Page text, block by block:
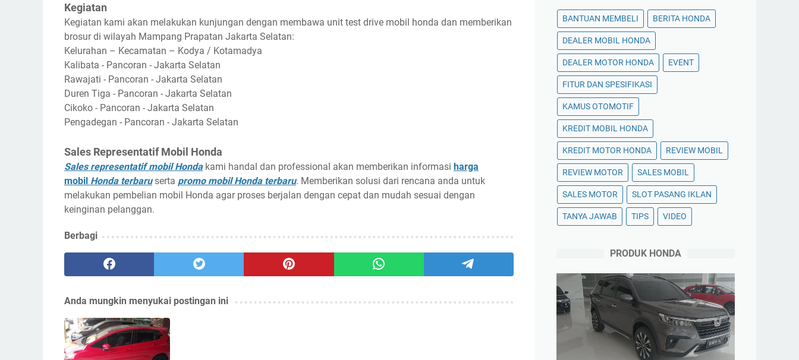
Kegiatan
Kegiatan kami akan melakukan kunjungan dengan membawa unit test drive mobil honda dan memberikan
brosur di wilayah Mampang Prapatan Jakarta Selatan:
Kelurahan – Kecamatan – Kodya / Kotamadya
Kalibata - Pancoran - Jakarta Selatan
Rawajati - Pancoran - Jakarta Selatan
Duren Tiga - Pancoran - Jakarta Selatan
Cikoko - Pancoran - Jakarta Selatan
Pengadegan - Pancoran - Jakarta Selatan
Sales Representatif Mobil Honda
Sales representatif mobil Hondakami handal dan professional akan memberikan informasi harga
mobil Honda terbaruserta promo mobil Honda terbaru. Memberikan solusi dari rencana anda untuk
melakukan pembelian mobil Honda agar proses berjalan dengan cepat dan mudah sesuai dengan
keinginan pelanggan.
Berbagi
Anda mungkin menyukai postingan ini
BANTUAN MEMBELI BERITA HONDA
DEALER MOBIL HONDA
DEALER MOTOR HONDA EVENT
FITUR DAN SPESIFIKASI
KAMUS OTOMOTIF
KREDIT MOBIL HONDA
KREDIT MOTOR HONDA REVIEW MOBIL
REVIEW MOTOR SALES MOBIL
SALES MOTOR SLOT PASANG IKLAN
TANYA JAWAB TIPS VIDEO
PRODUK HONDA